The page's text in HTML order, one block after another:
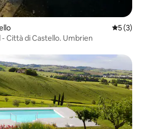
5 (3)
- Città di Castello. Umbrien